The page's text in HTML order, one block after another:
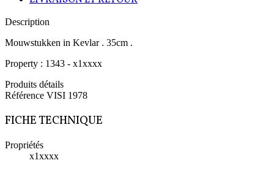
Description
Mouwstukken in Kevlar . 35cm .
Property : 1343 - x1xxxx
Produits détails
Référence VISI 1978
FICHE TECHNIQUE
Propriétés
x1xxxx